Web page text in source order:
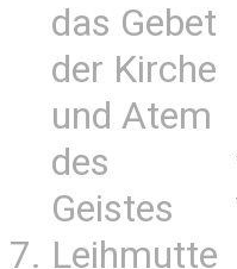
das Gebet
der Kirche
und Atem
des
Geistes
Leihmutte